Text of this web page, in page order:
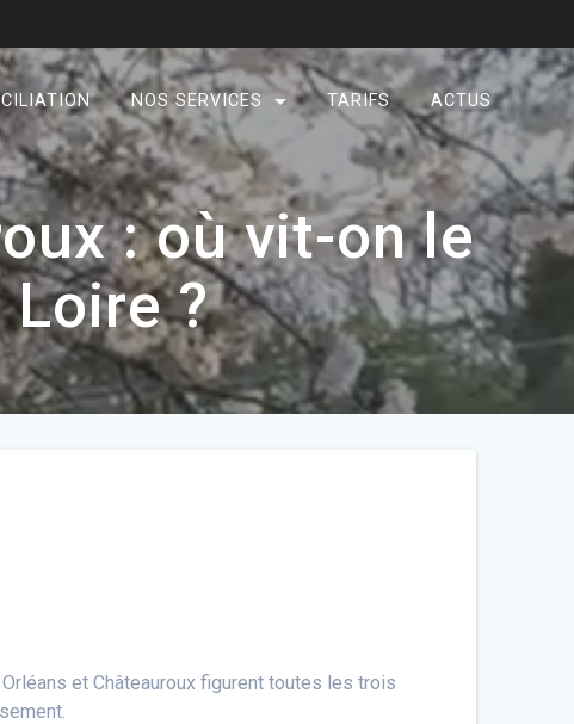
NOS SERVICES TARIFS ACTUS
: où vit-on le
?
et Châteauroux figurent toutes les trois